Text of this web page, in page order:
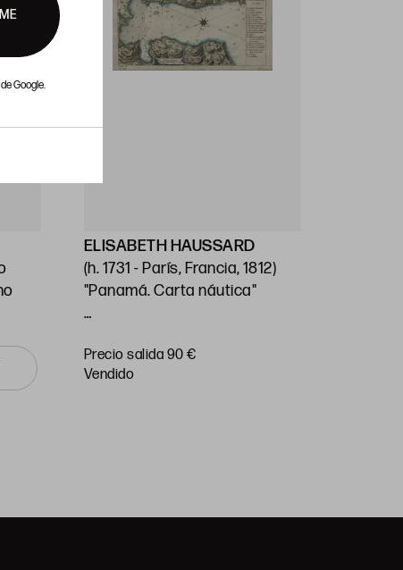
de Google.
ELISABETH HAUSSARD
(h. 1731 - París, Francia, 1812)
"Panamá. Carta náutica"
Precio salida 90 €
vendido